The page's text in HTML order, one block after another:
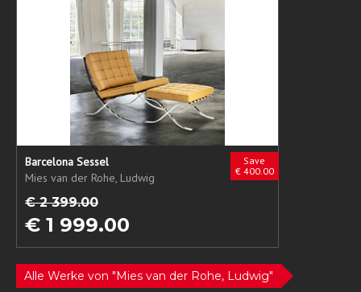
Save
€ 400.00
Barcelona Sessel
Mies van der Rohe, Ludwig
€ 2 399.00
€ 1 999.00
Alle Werke von "Mies van der Rohe, Ludwig"